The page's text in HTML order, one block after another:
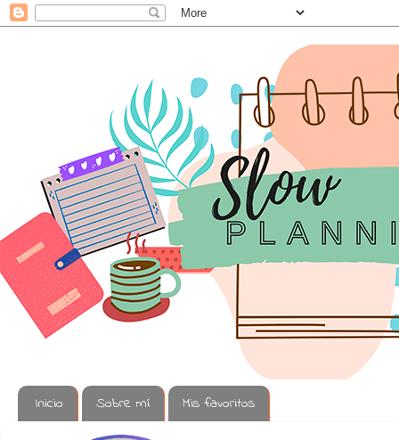
Inicio Sobre mí Mis favoritos